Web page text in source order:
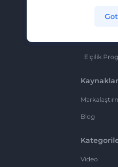
Elçilik
Kaynaklar
Blog
Video